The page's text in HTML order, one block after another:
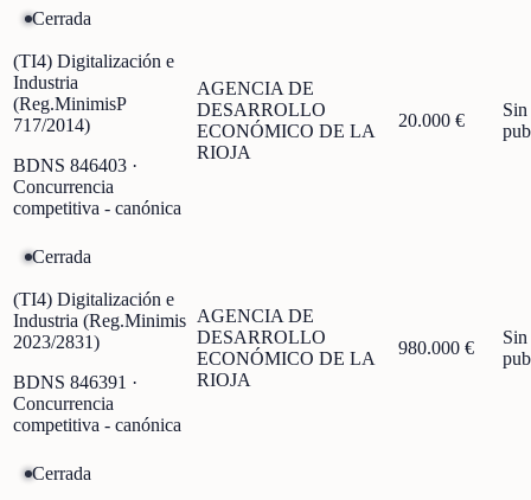
Cerrada
(TI4) Digitalización e
Industria
(Reg.MinimisP
717/2014)
BDNS 846403 ·
Concurrencia
competitiva - canónica
AGENCIA DE
DESARROLLO
ECONÓMICO DE LA
RIOJA
20.000 €
Cerrada
(TI4) Digitalización e
Industria (Reg.Minimis
2023/2831)
BDNS 846391 ·
Concurrencia
competitiva - canónica
AGENCIA DE
DESARROLLO
ECONÓMICO DE LA
RIOJA
980.000 €
Cerrada